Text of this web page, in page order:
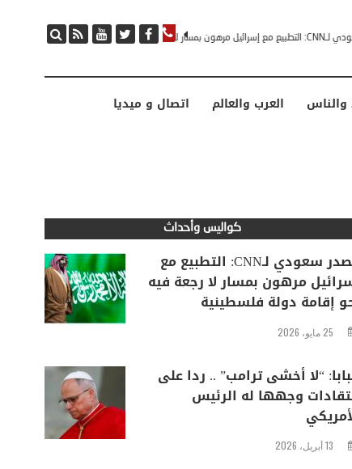
مصدر سعودي لـCNN: التطبيع مع إسرائيل مرهون بمسار لا رجعة فيه نحو إقامة دولة فلسطينية
والناس العرب والعالم اتصال و ميديا
كواليس وأحداث
مصدر سعودي لـCNN: التطبيع مع
مرهون بمسار لا رجعة فيه
إقامة دولة فلسطينية
25 مايو، 2026
“لا أخشى ترامب” .. ردا على
وجهها له الرئيس
13 أبريل، 2026